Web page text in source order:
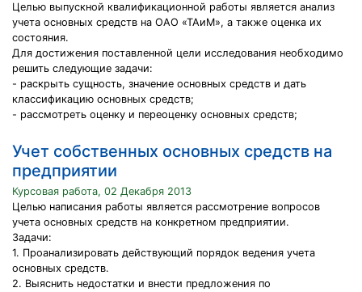
Целью выпускной квалификационной работы является анализ
учета основных средств на ОАО «ТАиМ», а также оценка их
состояния.
Для достижения поставленной цели исследования необходимо
решить следующие задачи:
- раскрыть сущность, значение основных средств и дать
классификацию основных средств;
- рассмотреть оценку и переоценку основных средств;
Учет собственных основных средств на
предприятии
Курсовая работа, 02 Декабря 2013
Целью написания работы является рассмотрение вопросов
учета основных средств на конкретном предприятии.
Задачи:
1. Проанализировать действующий порядок ведения учета
основных средств.
2. Выяснить недостатки и внести предложения по